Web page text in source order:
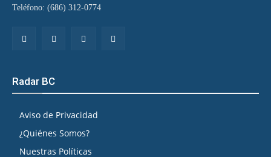
Teléfono: (686) 312-0774
Radar BC
Aviso de Privacidad
¿Quiénes Somos?
Nuestras Políticas